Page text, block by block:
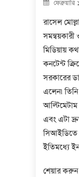
on
রাসেল
সমন্বয়কারী
মিডিয়ায়
কনটেন্ট
সরকারের
এলেন৷
এবং এটা
সিআইডিতে
ইতিমধ্যে
শেয়ার করুন